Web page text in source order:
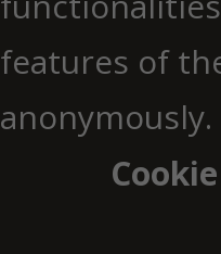
features of
anonymously.
Cookie